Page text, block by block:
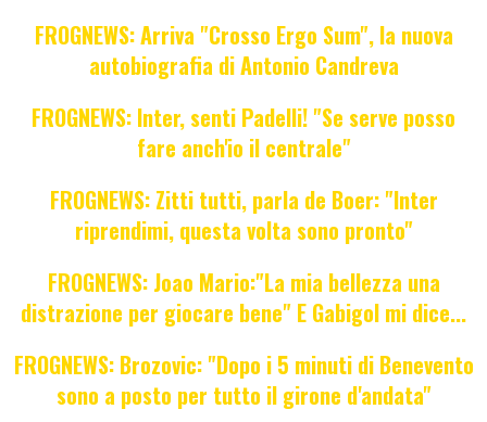
FROGNEWS: Arriva "Crosso Ergo Sum", la nuova
autobiografia di Antonio Candreva
FROGNEWS: Inter, senti Padelli! "Se serve posso
fare anch'io il centrale"
FROGNEWS: Zitti tutti, parla de Boer: "Inter
riprendimi, questa volta sono pronto"
FROGNEWS: Joao Mario:"La mia bellezza una
distrazione per giocare bene" E Gabigol mi dice...
FROGNEWS: Brozovic: "Dopo i 5 minuti di Benevento
sono a posto per tutto il girone d'andata"